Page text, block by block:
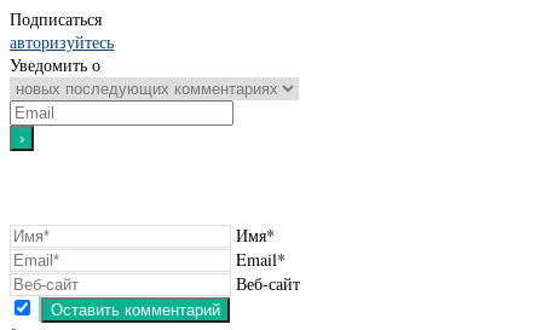
Подписаться
авторизуйтесь
Уведомить о
Имя*
Email*
Веб-сайт